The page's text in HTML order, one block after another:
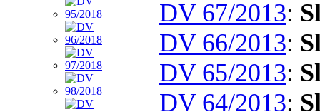
DV 67/2013:
DV 66/2013:
DV 65/2013:
DV 64/2013: